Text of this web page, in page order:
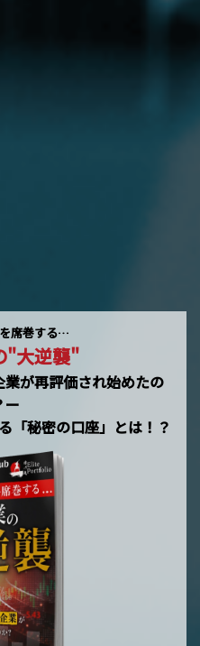
席巻する…
"大逆襲"
が再評価され始めたの
ー
「秘密の口座」とは！？